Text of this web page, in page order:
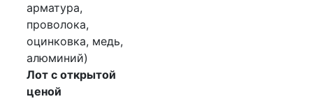
арматура,
проволока,
оцинковка, медь,
алюминий)
Лот с открытой
ценой